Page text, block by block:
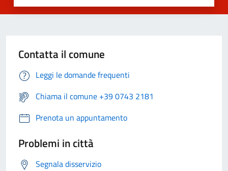
Contatta il comune
Leggi le domande frequenti
Chiama il comune +39 0743 2181
Prenota un appuntamento
Problemi in città
Segnala disservizio